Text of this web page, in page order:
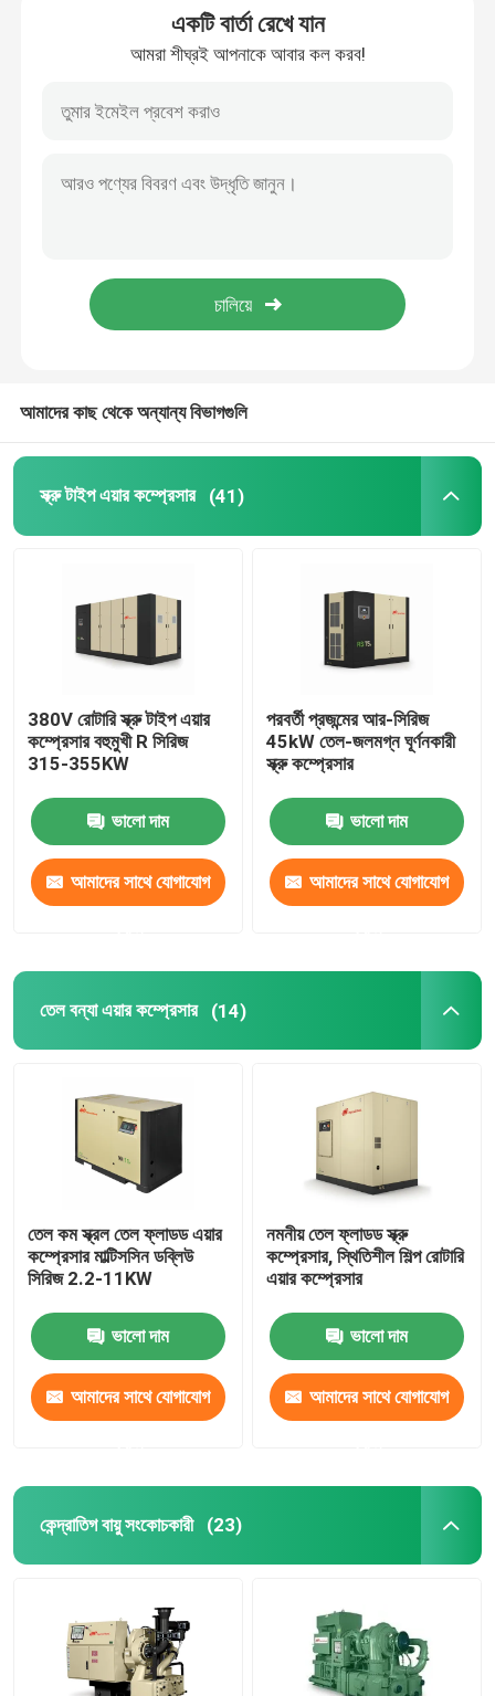
রোটারি ভ্যান পাম্প
সাইড চ্যানেল ব্লোয়ার
রিং ভ্যাকুয়াম পাম্প
শুকনো ভ্যাকুয়াম পাম্প
শিল্প ব্লোয়ার সমাধান
একটি বার্তা রেখে যান
আমরা শীঘ্রই আপনাকে আবার কল করব!
আমাদের কাছ থেকে অন্যান্য বিভাগগুলি
স্ক্রু টাইপ এয়ার কম্প্রেসার (41)
380V রোটারি স্ক্রু টাইপ এয়ার
কম্প্রেসার বহুমুখী R সিরিজ
315-355KW
ভালো দাম
আমাদের সাথে যোগাযোগ
পরবর্তী প্রজন্মের আর-সিরিজ
45kW তেল-জলমগ্ন ঘূর্ণনকারী
স্ক্রু কম্প্রেসার
ভালো দাম
আমাদের সাথে যোগাযোগ
তেল বন্যা এয়ার কম্প্রেসার (14)
তেল কম স্ক্রল তেল ফ্লাডড এয়ার
কম্প্রেসার মাল্টিসসিন ডব্লিউ
সিরিজ 2.2-11KW
ভালো দাম
আমাদের সাথে যোগাযোগ
নমনীয় তেল ফ্লাডড স্ক্রু
কম্প্রেসার, স্থিতিশীল শিল্প রোটারি
এয়ার কম্প্রেসার
ভালো দাম
আমাদের সাথে যোগাযোগ
কেন্দ্রাতিগ বায়ু সংকোচকারী (23)